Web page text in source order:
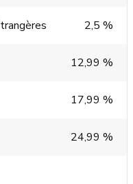
2,5 %
12,99 %
17,99 %
24,99 %